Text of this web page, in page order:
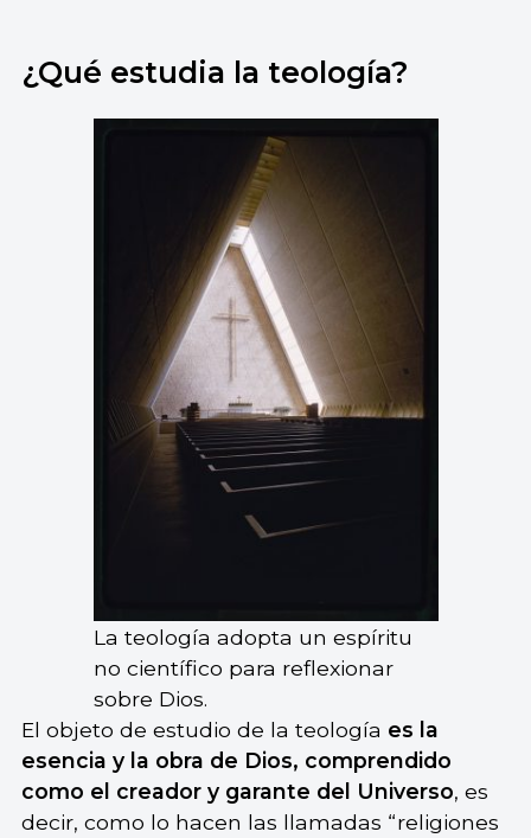
¿Qué estudia la teología?
La teología adopta un espíritu
no científico para reflexionar
sobre Dios.
El objeto de estudio de la teología es la
esencia y la obra de Dios, comprendido
como el creador y garante del Universo, es
decir, como lo hacen las llamadas “religiones